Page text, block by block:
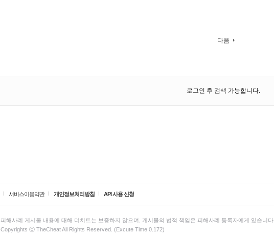
다음
로그인 후 검색 가능합니다.
서비스이용약관 개인정보처리방침 API 사용 신청
피해사례 게시물 내용에 대해 더치트는 보증하지 않으며, 게시물의 법적 책임은 피해사례 등록자에게 있습니다.
Copyrights ⓒ TheCheat All Rights Reserved. (Excute Time 0.172)